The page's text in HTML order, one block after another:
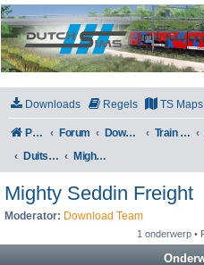
DutchSims
Downloads Regels TS Maps
Portal Forum Downloads Train Simulator Classic
Duitsland
Mighty Seddin Freight
Mighty Seddin Freight
Moderator: Download Team
1 onderwerp •